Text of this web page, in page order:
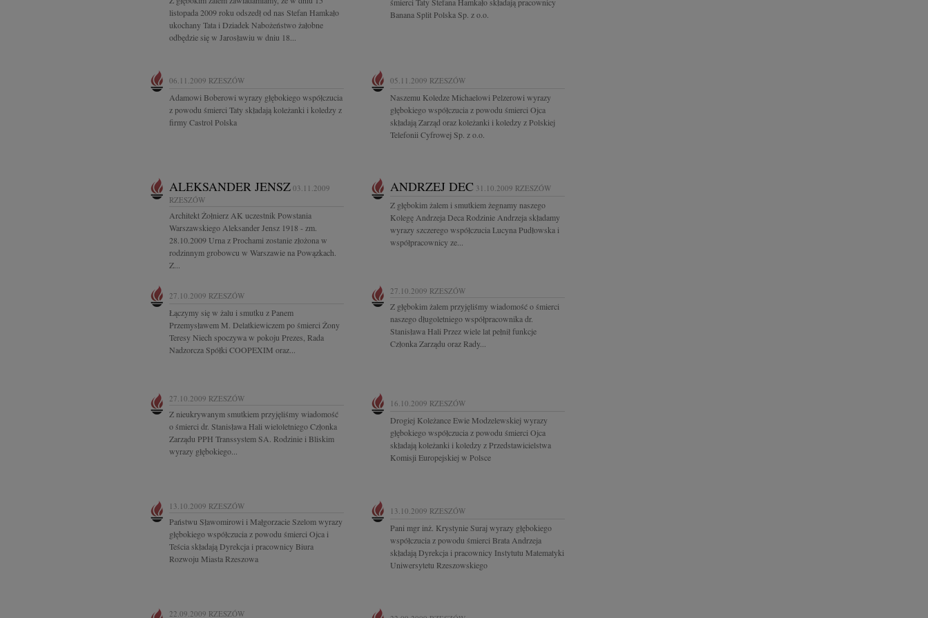
listopada 2009 roku odszedł od nas Stefan Hamkało
ukochany Tata i Dziadek Nabożeństwo żałobne
odbędzie się w Jarosławiu w dniu 18...
Banana Split Polska Sp. z o.o.
06.11.2009 RZESZÓW
Adamowi Boberowi wyrazy głębokiego współczucia
z powodu śmierci Taty składają koleżanki i koledzy z
firmy Castrol Polska
05.11.2009 RZESZÓW
Naszemu Koledze Michaelowi Pelzerowi wyrazy
głębokiego współczucia z powodu śmierci Ojca
składają Zarząd oraz koleżanki i koledzy z Polskiej
Telefonii Cyfrowej Sp. z o.o.
ALEKSANDER JENSZ 03.11.2009
RZESZÓW
Architekt Żołnierz AK uczestnik Powstania
Warszawskiego Aleksander Jensz 1918 - zm.
28.10.2009 Urna z Prochami zostanie złożona w
rodzinnym grobowcu w Warszawie na Powązkach.
Z...
ANDRZEJ DEC 31.10.2009 RZESZÓW
Z głębokim żalem i smutkiem żegnamy naszego
Kolegę Andrzeja Deca Rodzinie Andrzeja składamy
wyrazy szczerego współczucia Lucyna Pudłowska i
współpracownicy ze...
27.10.2009 RZESZÓW
Łączymy się w żalu i smutku z Panem
Przemysławem M. Delatkiewiczem po śmierci Żony
Teresy Niech spoczywa w pokoju Prezes, Rada
Nadzorcza Spółki COOPEXIM oraz...
27.10.2009 RZESZÓW
Z głębokim żalem przyjęliśmy wiadomość o śmierci
naszego długoletniego współpracownika dr.
Stanisława Hali Przez wiele lat pełnił funkcje
Członka Zarządu oraz Rady...
27.10.2009 RZESZÓW
Z nieukrywanym smutkiem przyjęliśmy wiadomość
o śmierci dr. Stanisława Hali wieloletniego Członka
Zarządu PPH Transsystem SA. Rodzinie i Bliskim
wyrazy głębokiego...
16.10.2009 RZESZÓW
Drogiej Koleżance Ewie Modzelewskiej wyrazy
głębokiego współczucia z powodu śmierci Ojca
składają koleżanki i koledzy z Przedstawicielstwa
Komisji Europejskiej w Polsce
13.10.2009 RZESZÓW
Państwu Sławomirowi i Małgorzacie Szelom wyrazy
głębokiego współczucia z powodu śmierci Ojca i
Teścia składają Dyrekcja i pracownicy Biura
Rozwoju Miasta Rzeszowa
13.10.2009 RZESZÓW
Pani mgr inż. Krystynie Suraj wyrazy głębokiego
współczucia z powodu śmierci Brata Andrzeja
składają Dyrekcja i pracownicy Instytutu Matematyki
Uniwersytetu Rzeszowskiego
22.09.2009 RZESZÓW